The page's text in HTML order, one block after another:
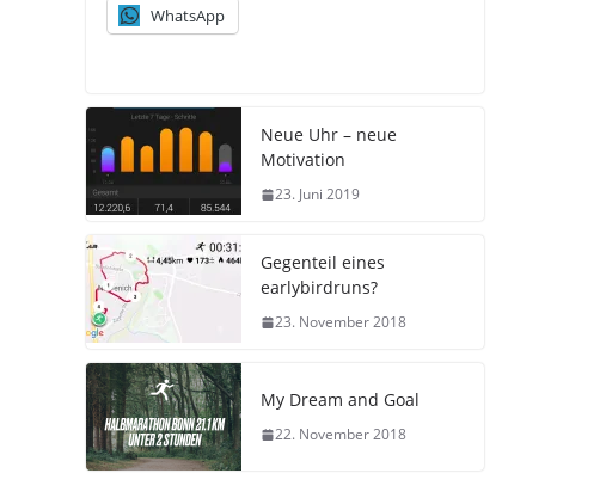
WhatsApp
Neue Uhr – neue
Motivation
23. Juni 2019
Gegenteil eines
earlybirdruns?
23. November 2018
My Dream and Goal
22. November 2018